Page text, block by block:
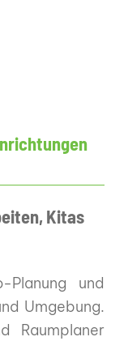
Kitas
und
Umgebung.
Raumplaner